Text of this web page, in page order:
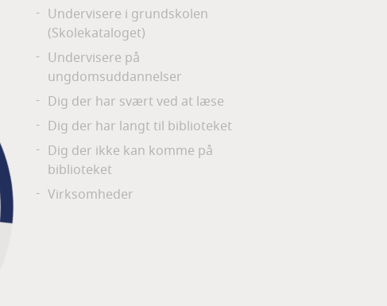
Undervisere i grundskolen
(Skolekataloget)
Undervisere på
ungdomsuddannelser
Dig der har svært ved at læse
Dig der har langt til biblioteket
Dig der ikke kan komme på
biblioteket
Virksomheder